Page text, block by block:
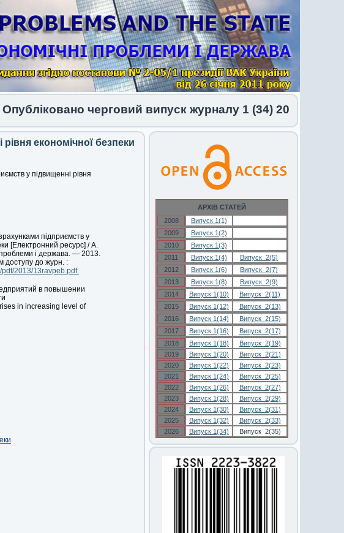
черговий випуск журналу 1 (34) 2026
економічної безпеки
у підвищенні рівня
підприємств у
[Електронний ресурс] / А.
і держава. — 2013.
до журн. :
2013/13ravpeb.pdf.
в повышении
in increasing level of
АРХІВ СТАТЕЙ
2008
Випуск 1(1)
2009
Випуск 1(2)
2010
Випуск 1(3)
2011
Випуск 1(4)
Випуск 2(5)
2012
Випуск 1(6)
Випуск 2(7)
2013
Випуск 1(8)
Випуск 2(9)
2014
Випуск 1(10)
Випуск 2(11)
2015
Випуск 1(12)
Випуск 2(13)
2016
Випуск 1(14)
Випуск 2(15)
2017
Випуск 1(16)
Випуск 2(17)
2018
Випуск 1(18)
Випуск 2(19)
2019
Випуск 1(20)
Випуск 2(21)
2020
Випуск 1(22)
Випуск 2(23)
2021
Випуск 1(24)
Випуск 2(25)
2022
Випуск 1(26)
Випуск 2(27)
2023
Випуск 1(28)
Випуск 2(29)
2024
Випуск 1(30)
Випуск 2(31)
2025
Випуск 1(32)
Випуск 2(33)
2026
Випуск 1(34) Випуск 2(35)